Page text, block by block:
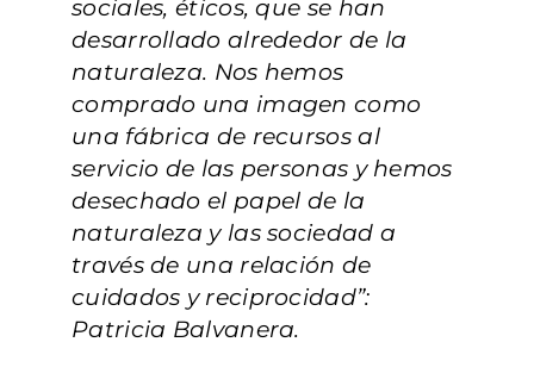
sociales, éticos, que se han
desarrollado alrededor de la
naturaleza. Nos hemos
comprado una imagen como
una fábrica de recursos al
servicio de las personas y hemos
desechado el papel de la
naturaleza y las sociedad a
través de una relación de
cuidados y reciprocidad”:
Patricia Balvanera.